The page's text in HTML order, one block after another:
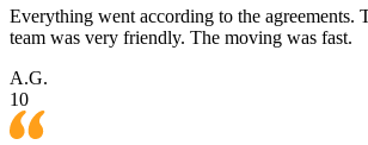
Everything went according to the agreements.
team was very friendly. The moving was fast.
A.G.
10